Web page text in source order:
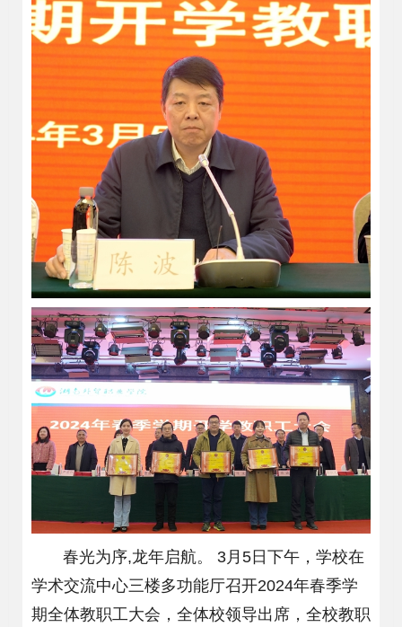
春光为序,龙年启航。 3月5日下午，学校在
学术交流中心三楼多功能厅召开2024年春季学
期全体教职工大会，全体校领导出席，全校教职